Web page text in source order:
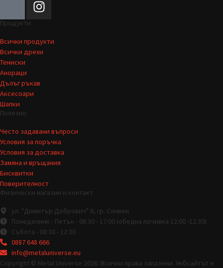
Продукти
Всички продукти
Всички дрехи
Тениски
Анораци
Дълъг ръкав
Аксесоари
Шапки
Полезно
Често задавани въпроси
Условия за поръчка
Условия за доставка
Замяна и връщания
Бисквитки
Поверителност
Физически магазин и контакт
ул. "Димитър Добрович" 6, гр. Сливен
Понеделник - Петък - 08:30 - 17:00 (обедна почивка 12:00 -12:30)
Събота - 08:30 - 12:30
0887 648 666
info@metaluniverse.eu
Copyright © Metal Universe 2026. Всички права запазени. Уебсайтът е